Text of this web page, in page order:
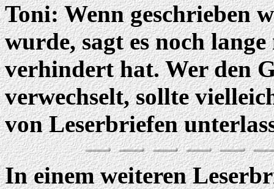
Toni: Wenn geschrieben
wurde, sagt es noch
verhindert hat. Wer den
verwechselt, sollte
von Leserbriefen
In einem weiteren